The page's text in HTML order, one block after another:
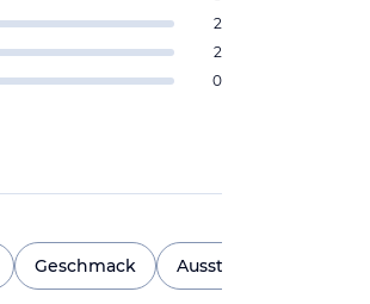
2
2
0
Geschmack Ausstattung